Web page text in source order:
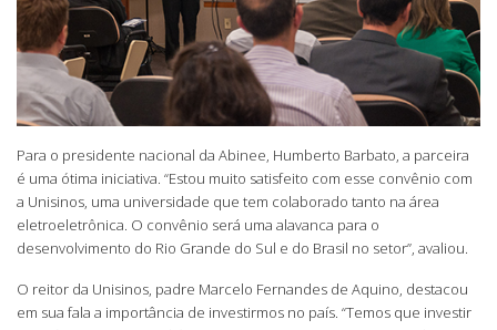
Para o presidente nacional da Abinee, Humberto Barbato, a parceira
é uma ótima iniciativa. “Estou muito satisfeito com esse convênio com
a Unisinos, uma universidade que tem colaborado tanto na área
eletroeletrônica. O convênio será uma alavanca para o
desenvolvimento do Rio Grande do Sul e do Brasil no setor”, avaliou.
O reitor da Unisinos, padre Marcelo Fernandes de Aquino, destacou
em sua fala a importância de investirmos no país. “Temos que investir